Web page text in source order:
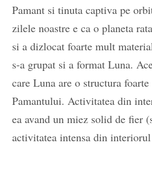
Pamant si tinuta captiva pe
zilele noastre e ca o planeta
si a dizlocat foarte mult
s-a grupat si a format Luna.
care Luna are o structura foarte
Pamantului. Activitatea din
ea avand un miez solid de fier
activitatea intensa din